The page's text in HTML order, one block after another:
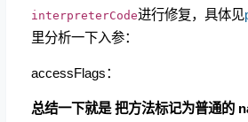
interpreterCode进行修复，具体见
里分析一下入参：
accessFlags：
总结一下就是 把方法标记为普通的